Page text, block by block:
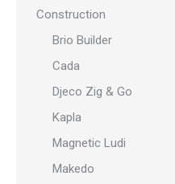
Construction
Brio Builder
Cada
Djeco Zig & Go
Kapla
Magnetic Ludi
Makedo